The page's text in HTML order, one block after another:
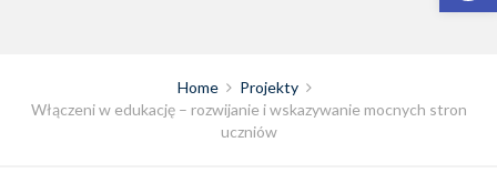
Home
Projekty
Włączeni w edukację – rozwijanie i wskazywanie mocnych stron
uczniów